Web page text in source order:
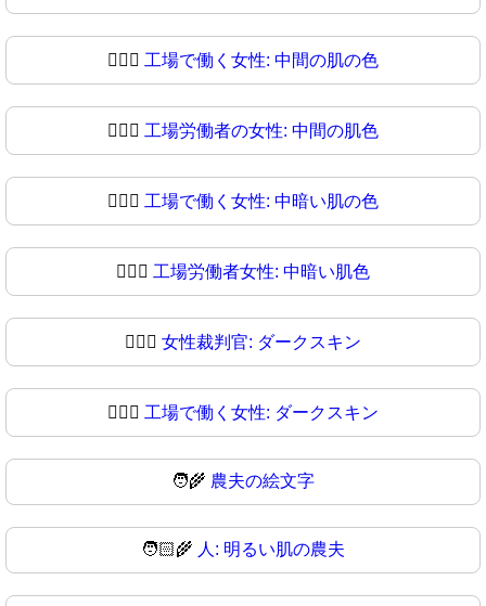
👩🏽‍⚖️ 工場で働く女性: 中間の肌の色
👩🏽‍⚖ 工場労働者の女性: 中間の肌色
👩🏾‍⚖️ 工場で働く女性: 中暗い肌の色
👩🏾‍⚖ 工場労働者女性: 中暗い肌色
👩🏿‍⚖️ 女性裁判官: ダークスキン
👩🏿‍⚖ 工場で働く女性: ダークスキン
🧑‍🌾 農夫の絵文字
🧑🏻‍🌾 人: 明るい肌の農夫